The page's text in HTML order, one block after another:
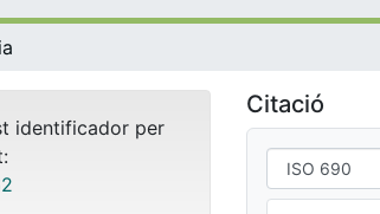
identificador per
Citació